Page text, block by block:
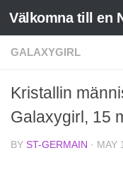
Skip to content
GALAXYGIRL
Kristallin
Galaxygirl, 15
BY ST-GERMAIN · MAY